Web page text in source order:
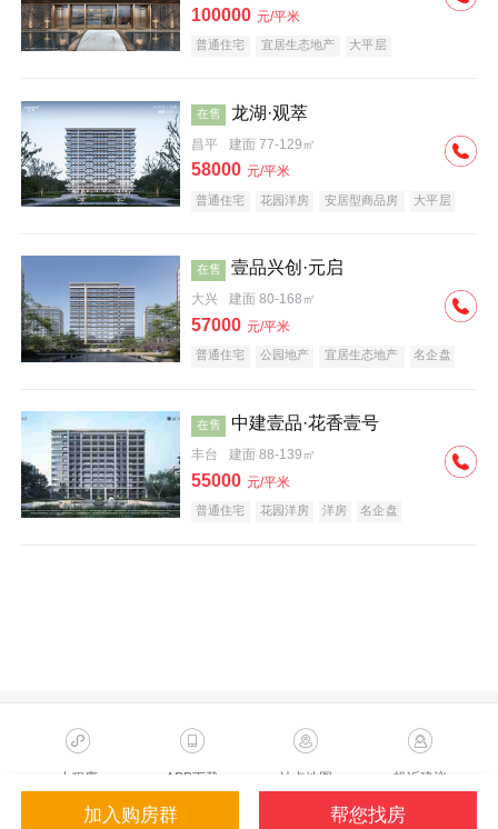
100000 元/平米
普通住宅 宜居生态地产 大平层
在售 龙湖·观萃
昌平 建面 77-129㎡
58000 元/平米
普通住宅 花园洋房 安居型商品房
大平层
在售 壹品兴创·元启
大兴 建面 80-168㎡
57000 元/平米
普通住宅 公园地产 宜居生态地产 名企盘
在售 中建壹品·花香壹号
丰台 建面 88-139㎡
55000 元/平米
普通住宅 花园洋房 洋房 名企盘
加入购房群 帮您找房
小程序 APP下载 站点地图 投诉建议